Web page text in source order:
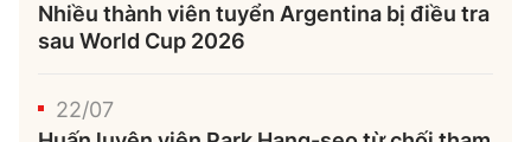
Nhiều thành viên tuyển Argentina bị điều tra
sau World Cup 2026
22/07